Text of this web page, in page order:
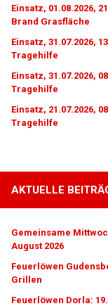
Einsatz, 01.08.2026,
Brand Grasfläche
Einsatz, 31.07.2026,
Tragehilfe
Einsatz, 31.07.2026,
Tragehilfe
Einsatz, 21.07.2026,
Tragehilfe
AKTUELLE
Gemeinsame
August 2026
Feuerlöwen
Grillen
Feuerlöwen Dorla: